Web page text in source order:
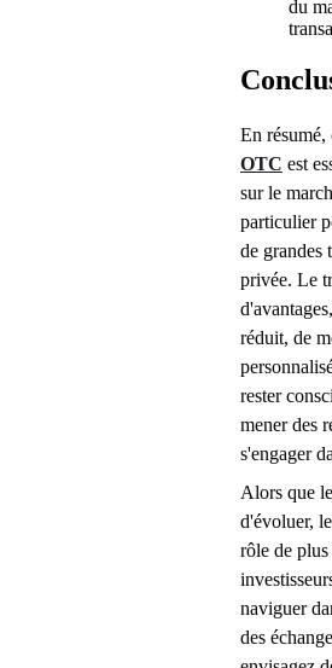
du
En
OTC est
sur le
particulier
de grandes
privée. Le
réduit, de
rester
mener des
s'engager
Alors que
d'évoluer,
rôle de
naviguer
des